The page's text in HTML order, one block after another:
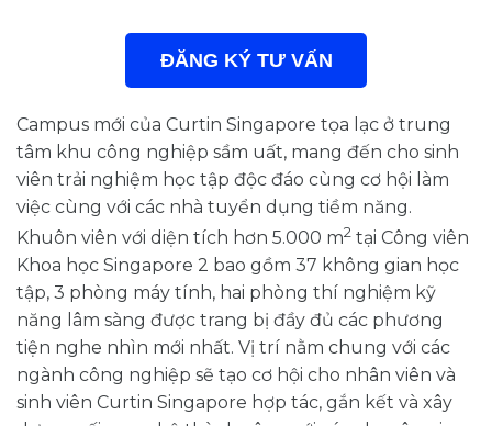
ĐĂNG KÝ TƯ VẤN
Campus mới của Curtin Singapore tọa lạc ở trung
tâm khu công nghiệp sầm uất, mang đến cho sinh
viên trải nghiệm học tập độc đáo cùng cơ hội làm
việc cùng với các nhà tuyển dụng tiềm năng.
Khuôn viên với diện tích hơn 5.000 m2 tại Công viên
Khoa học Singapore 2 bao gồm 37 không gian học
tập, 3 phòng máy tính, hai phòng thí nghiệm kỹ
năng lâm sàng được trang bị đầy đủ các phương
tiện nghe nhìn mới nhất. Vị trí nằm chung với các
ngành công nghiệp sẽ tạo cơ hội cho nhân viên và
sinh viên Curtin Singapore hợp tác, gắn kết và xây